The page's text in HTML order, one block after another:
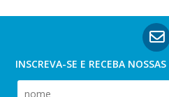
INSCREVA-SE E RECEBA NOSSAS